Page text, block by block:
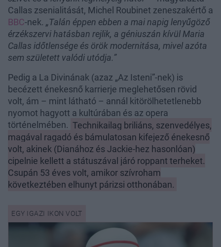
Callas zsenialitását, Michel Roubinet zeneszakértő a
BBC-nek. „Talán éppen ebben a mai napig lenyűgöző
érzékszervi hatásban rejlik, a géniuszán kívül Maria
Callas időtlensége és örök modernitása, mivel azóta
sem született valódi utódja.”
Pedig a La Divinának (azaz „Az Isteni”-nek) is
becézett énekesnő karrierje meglehetősen rövid
volt, ám – mint látható – annál kitörölhetetlenebb
nyomot hagyott a kultúrában és az opera
történelmében. Technikailag briliáns, szenvedélyes,
magával ragadó és bámulatosan kifejező énekesnő
volt, akinek (Dianához és Jackie-hez hasonlóan)
cipelnie kellett a státuszával járó roppant terheket.
Csupán 53 éves volt, amikor szívroham
következtében elhunyt párizsi otthonában.